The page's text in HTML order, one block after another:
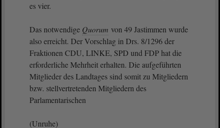
es vier.
Das notwendige Quorum von 49 Jastimmen wurde
also erreicht. Der Vorschlag in Drs. 8/1296 der
Fraktionen CDU, LINKE, SPD und FDP hat die
erforderliche Mehrheit erhalten. Die aufgeführten
Mitglieder des Landtages sind somit zu Mitgliedern
bzw. stellvertretenden Mitgliedern des
Parlamentarischen
(Unruhe)